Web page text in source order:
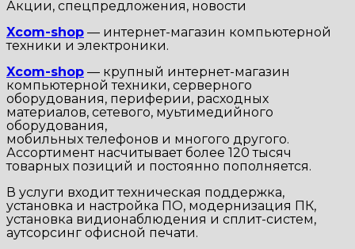
Акции, спецпредложения, новости
Xcom-shop — интернет-магазин компьютерной
техники и электроники.
Xcom-shop — крупный интернет-магазин
компьютерной техники, серверного
оборудования, периферии, расходных
материалов, сетевого, муьтимедийного
оборудования,
мобильных телефонов и многого другого.
Ассортимент насчитывает более 120 тысяч
товарных позиций и постоянно пополняется.
В услуги входит техническая поддержка,
установка и настройка ПО, модернизация ПК,
установка видионаблюдения и сплит-систем,
аутсорсинг офисной печати.